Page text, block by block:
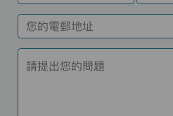
您的電郵地址
請提出您的問題